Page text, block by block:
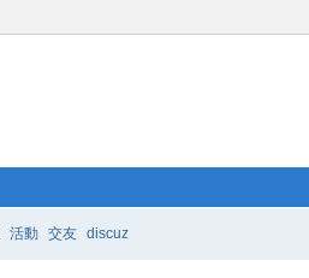
活動 交友 discuz